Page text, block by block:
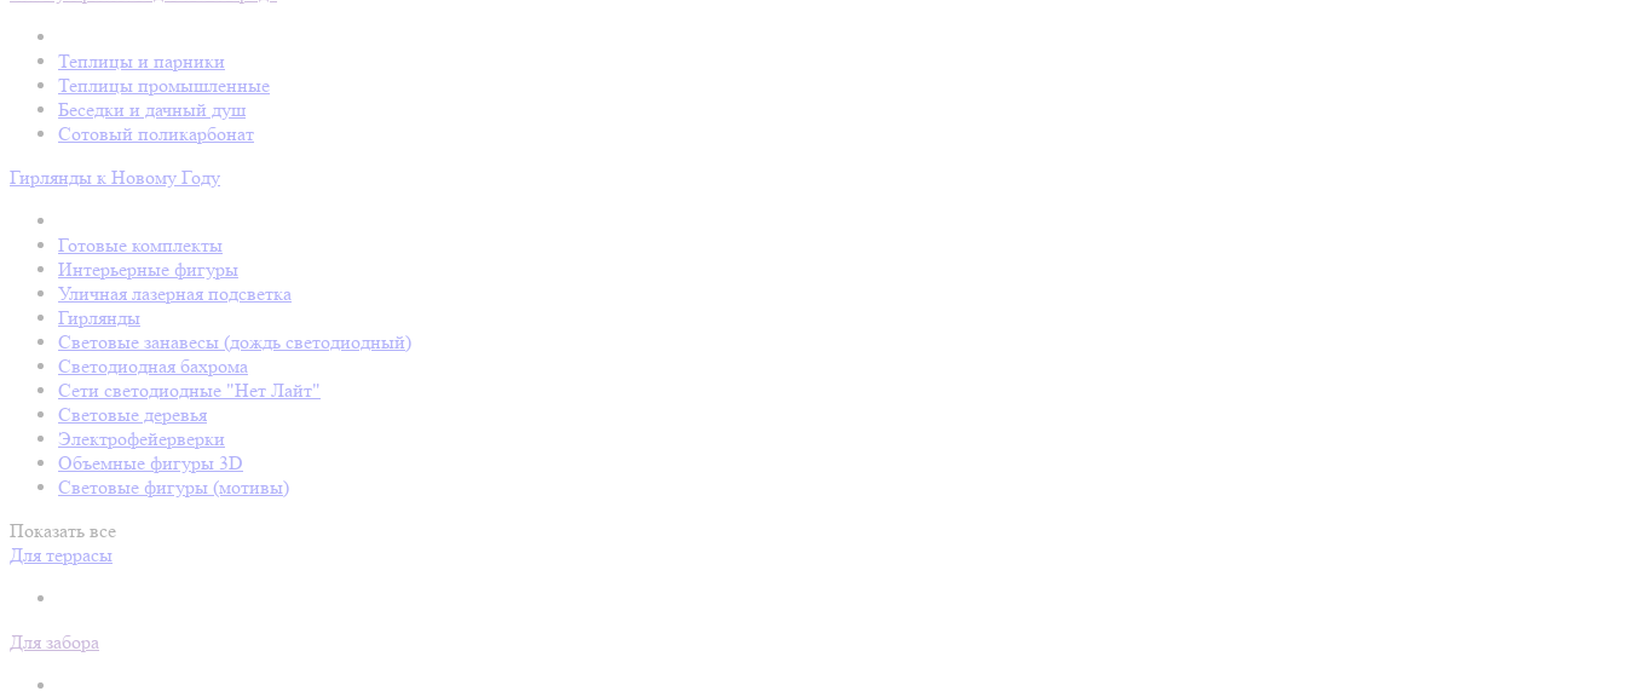
Теплицы и парники
Теплицы промышленные
Беседки и дачный душ
Сотовый поликарбонат
Гирлянды к Новому Году
Готовые комплекты
Интерьерные фигуры
Уличная лазерная подсветка
Гирлянды
Световые занавесы (дождь светодиодный)
Светодиодная бахрома
Сети светодиодные "Нет Лайт"
Световые деревья
Электрофейерверки
Объемные фигуры 3D
Световые фигуры (мотивы)
Показать все
Для террасы
Для забора